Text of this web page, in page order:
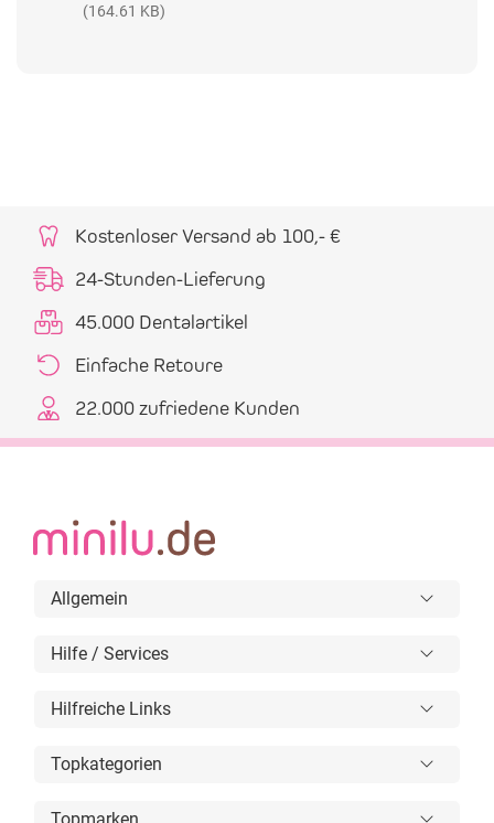
(164.61 KB)
Kostenloser Versand ab 100,- €
24-Stunden-Lieferung
45.000 Dentalartikel
Einfache Retoure
22.000 zufriedene Kunden
Allgemein
Hilfe / Services
Hilfreiche Links
Topkategorien